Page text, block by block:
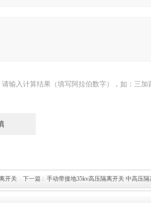
请输入计算结果（填写阿拉伯数字），如：三加
开关下一篇 : 手动带接地35kv高压隔离开关 中高压隔